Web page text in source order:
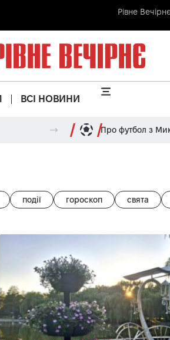
Рівне Вечірнє
ВСІ НОВИНИ
Про футбол з
події гороскоп свята